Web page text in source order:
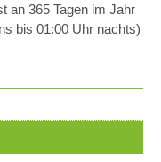
an 365 Tagen im Jahr
bis 01:00 Uhr nachts)